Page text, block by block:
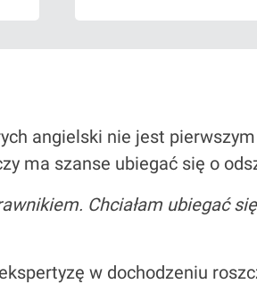
angielski nie jest
ma szanse ubiegać się o
Chciałam ubiegać
w dochodzeniu